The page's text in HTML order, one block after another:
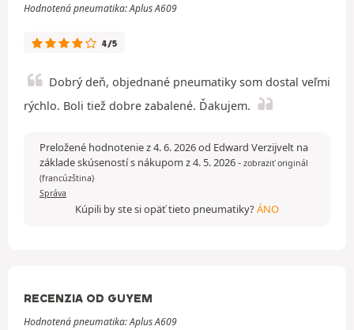
Hodnotená pneumatika: Aplus A609
4/5
Dobrý deň, objednané pneumatiky som dostal veľmi
rýchlo. Boli tiež dobre zabalené. Ďakujem.
Preložené hodnotenie z 4. 6. 2026 od Edward Verzijvelt na
základe skúseností s nákupom z 4. 5. 2026- zobraziť originál
(francúzština)
Správa
Kúpili by ste si opäť tieto pneumatiky?ÁNO
RECENZIA OD GUYEM
Hodnotená pneumatika: Aplus A609